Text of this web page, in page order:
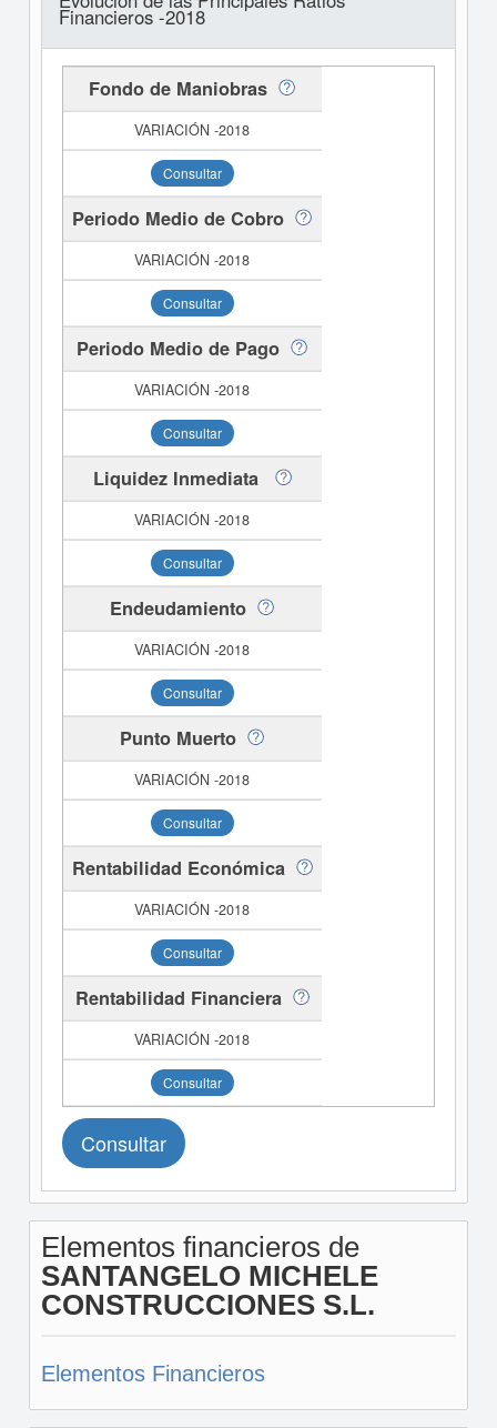
Financieros -2018
Fondo de Maniobras
Consultar
Periodo Medio de Cobro
Consultar
Periodo Medio de Pago
Consultar
Liquidez Inmediata
Consultar
Endeudamiento
Consultar
Punto Muerto
Consultar
Rentabilidad Económica
Consultar
Rentabilidad Financiera
Consultar
Consultar
Elementos financieros de
SANTANGELO MICHELE
CONSTRUCCIONES S.L.
Elementos Financieros